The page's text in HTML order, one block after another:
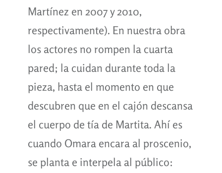
Martínez en 2007 y 2010,
respectivamente). En nuestra obra
los actores no rompen la cuarta
pared; la cuidan durante toda la
pieza, hasta el momento en que
descubren que en el cajón descansa
el cuerpo de tía de Martita. Ahí es
cuando Omara encara al proscenio,
se planta e interpela al público: